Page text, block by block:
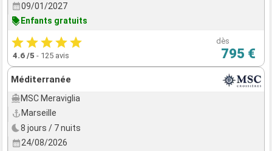
09/01/2027
Enfants gratuits
4.6 /5 - 125 avis
dès
795 €
Méditerranée
MSC Meraviglia
Marseille
8 jours / 7 nuits
24/08/2026